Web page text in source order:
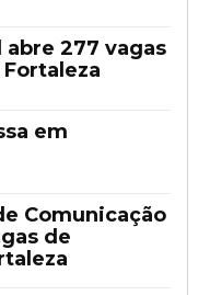
abre 277 vagas
em
Comunicação
de